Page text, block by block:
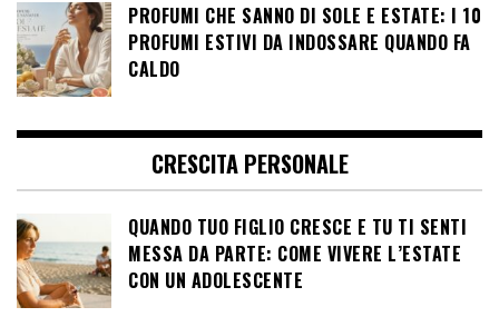
PROFUMI CHE SANNO DI SOLE E ESTATE: I 10
PROFUMI ESTIVI DA INDOSSARE QUANDO FA
CALDO
CRESCITA PERSONALE
QUANDO TUO FIGLIO CRESCE E TU TI SENTI
MESSA DA PARTE: COME VIVERE L’ESTATE
CON UN ADOLESCENTE